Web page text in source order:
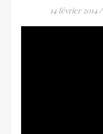
14 février 2014 /